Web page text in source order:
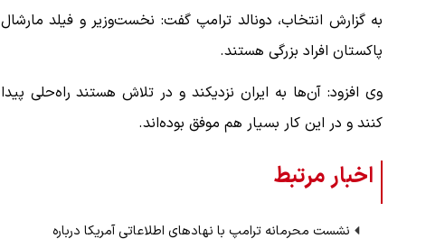
به گزارش انتخاب، دونالد ترامپ گفت: نخست‌وزیر و فیلد مارشال
پاکستان افراد بزرگی هستند.
وی افزود: آن‌ها به ایران نزدیکند و در تلاش هستند راه‌حلی پیدا
کنند و در این کار بسیار هم موفق بوده‌اند.
اخبار مرتبط
نشست محرمانه ترامپ با نهادهای اطلاعاتی آمریکا درباره